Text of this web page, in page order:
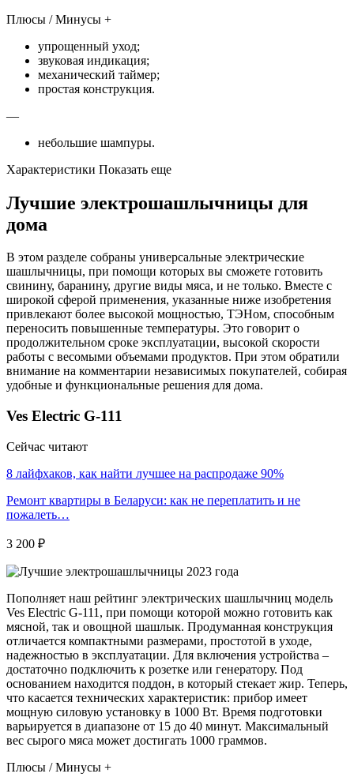
Плюсы / Минусы +
упрощенный уход;
звуковая индикация;
механический таймер;
простая конструкция.
—
небольшие шампуры.
Характеристики Показать еще
Лучшие электрошашлычницы для
дома
В этом разделе собраны универсальные электрические
шашлычницы, при помощи которых вы сможете готовить
свинину, баранину, другие виды мяса, и не только. Вместе с
широкой сферой применения, указанные ниже изобретения
привлекают более высокой мощностью, ТЭНом, способным
переносить повышенные температуры. Это говорит о
продолжительном сроке эксплуатации, высокой скорости
работы с весомыми объемами продуктов. При этом обратили
внимание на комментарии независимых покупателей, собирая
удобные и функциональные решения для дома.
Ves Electric G-111
Сейчас читают
8 лайфхаков, как найти лучшее на распродаже 90%
Ремонт квартиры в Беларуси: как не переплатить и не
пожалеть…
3 200 ₽
Пополняет наш рейтинг электрических шашлычниц модель
Ves Electric G-111, при помощи которой можно готовить как
мясной, так и овощной шашлык. Продуманная конструкция
отличается компактными размерами, простотой в уходе,
надежностью в эксплуатации. Для включения устройства –
достаточно подключить к розетке или генератору. Под
основанием находится поддон, в который стекает жир. Теперь,
что касается технических характеристик: прибор имеет
мощную силовую установку в 1000 Вт. Время подготовки
варьируется в диапазоне от 15 до 40 минут. Максимальный
вес сырого мяса может достигать 1000 граммов.
Плюсы / Минусы +